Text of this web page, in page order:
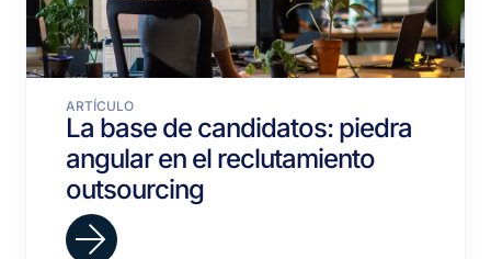
ARTÍCULO
La base de candidatos: piedra
angular en el reclutamiento
outsourcing